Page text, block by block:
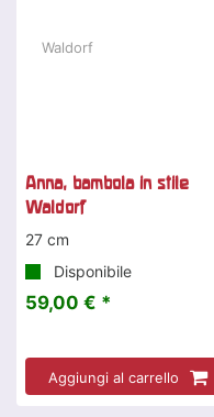
Anna, bambola in stile
Waldorf
27 cm
Disponibile
59,00 € *
Aggiungi al carrello